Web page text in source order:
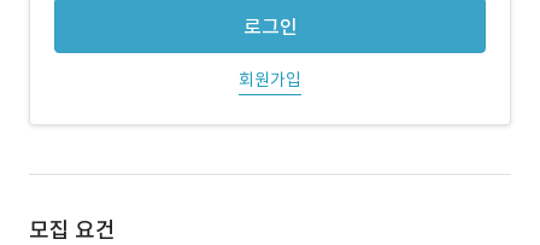
로그인
회원가입
모집 요건